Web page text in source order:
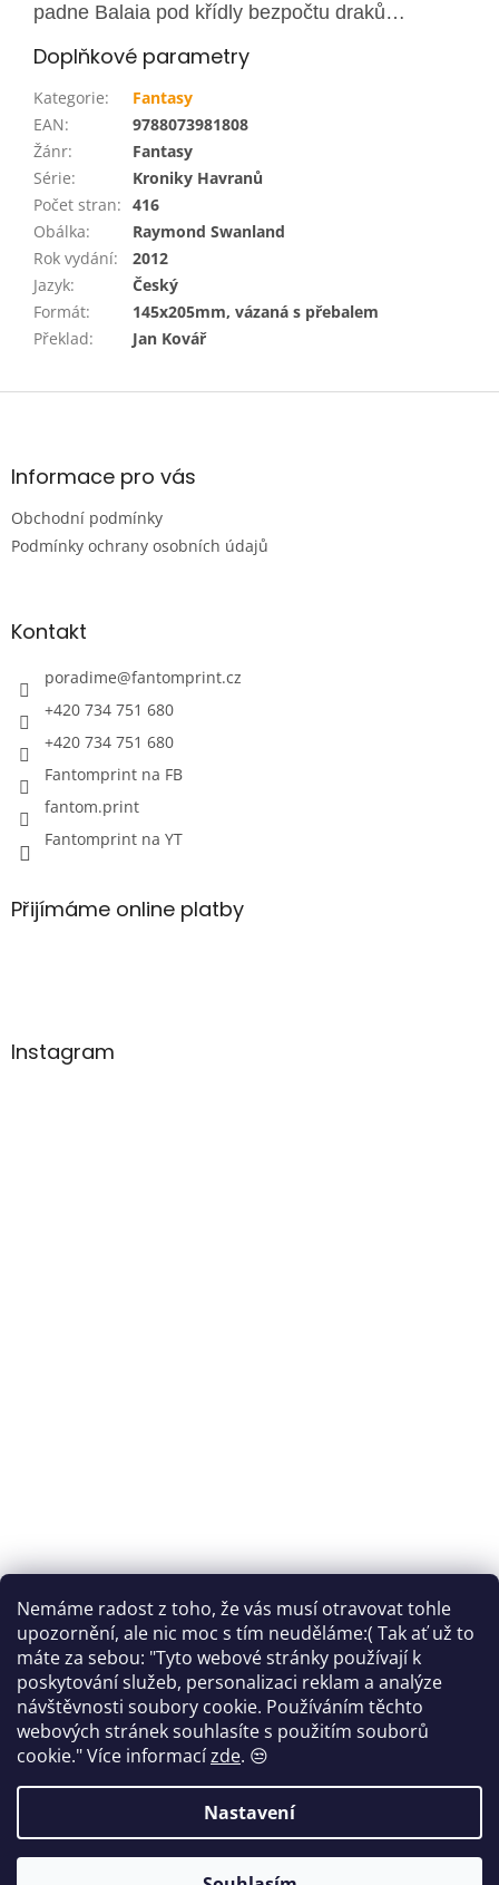
Nemáme radost z toho, že vás musí otravovat tohle
upozornění, ale nic moc s tím neuděláme:( Tak ať už to
máte za sebou: "Tyto webové stránky používají k
poskytování služeb, personalizaci reklam a analýze
návštěvnosti soubory cookie. Používáním těchto
webových stránek souhlasíte s použitím souborů
cookie."Více informacízde. 😒
Nastavení
padne Balaia pod křídly bezpočtu draků…
Doplňkové parametry
Kategorie:
Fantasy
EAN:
9788073981808
Žánr:
Fantasy
Série:
Kroniky Havranů
Počet stran: 416
Obálka:
Raymond Swanland
Rok vydání:
2012
Jazyk:
Český
Formát:
145x205mm, vázaná s přebalem
Překlad: Jan Kovář
Z
aInformace pro vás
Obchodní podmínky
Podmínky ochrany osobních údajů
Kontakt
poradime@fantomprint.cz
+420 734 751 680
+420 734 751 680
Fantomprint na FB
fantom.print
Fantomprint na YT
Přijímáme online platby
Instagram
Sledovat na Instagramu
Facebook
Copyright 2026FANTOM print. Všechna práva vyhrazena.